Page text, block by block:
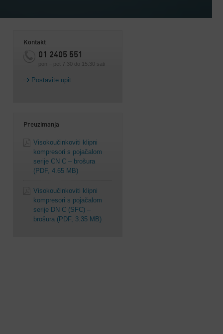
Kontakt
01 2405 551
pon – pet 7:30 do 15:30 sati
Postavite upit
Preuzimanja
Visokoučinkoviti klipni
kompresori s pojačalom
serije CN C – brošura
(PDF, 4.65 MB)
Visokoučinkoviti klipni
kompresori s pojačalom
serije DN C (SFC) –
brošura (PDF, 3.35 MB)